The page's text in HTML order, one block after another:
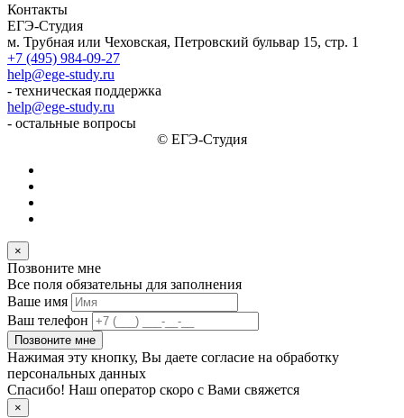
Контакты
ЕГЭ-Студия
м. Трубная или Чеховская, Петровский бульвар 15, стр. 1
+7 (495) 984-09-27
help@ege-study.ru
- техническая поддержка
help@ege-study.ru
- остальные вопросы
© ЕГЭ-Студия
×
Позвоните мне
Все поля обязательны для заполнения
Ваше имя
Ваш телефон
Позвоните мне
Нажимая эту кнопку, Вы даете согласие на обработку
персональных данных
Спасибо! Наш оператор скоро с Вами свяжется
×